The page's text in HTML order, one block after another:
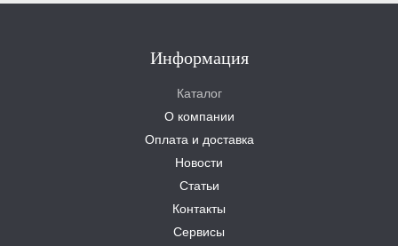
Информация
Каталог
О компании
Оплата и доставка
Новости
Статьи
Контакты
Сервисы